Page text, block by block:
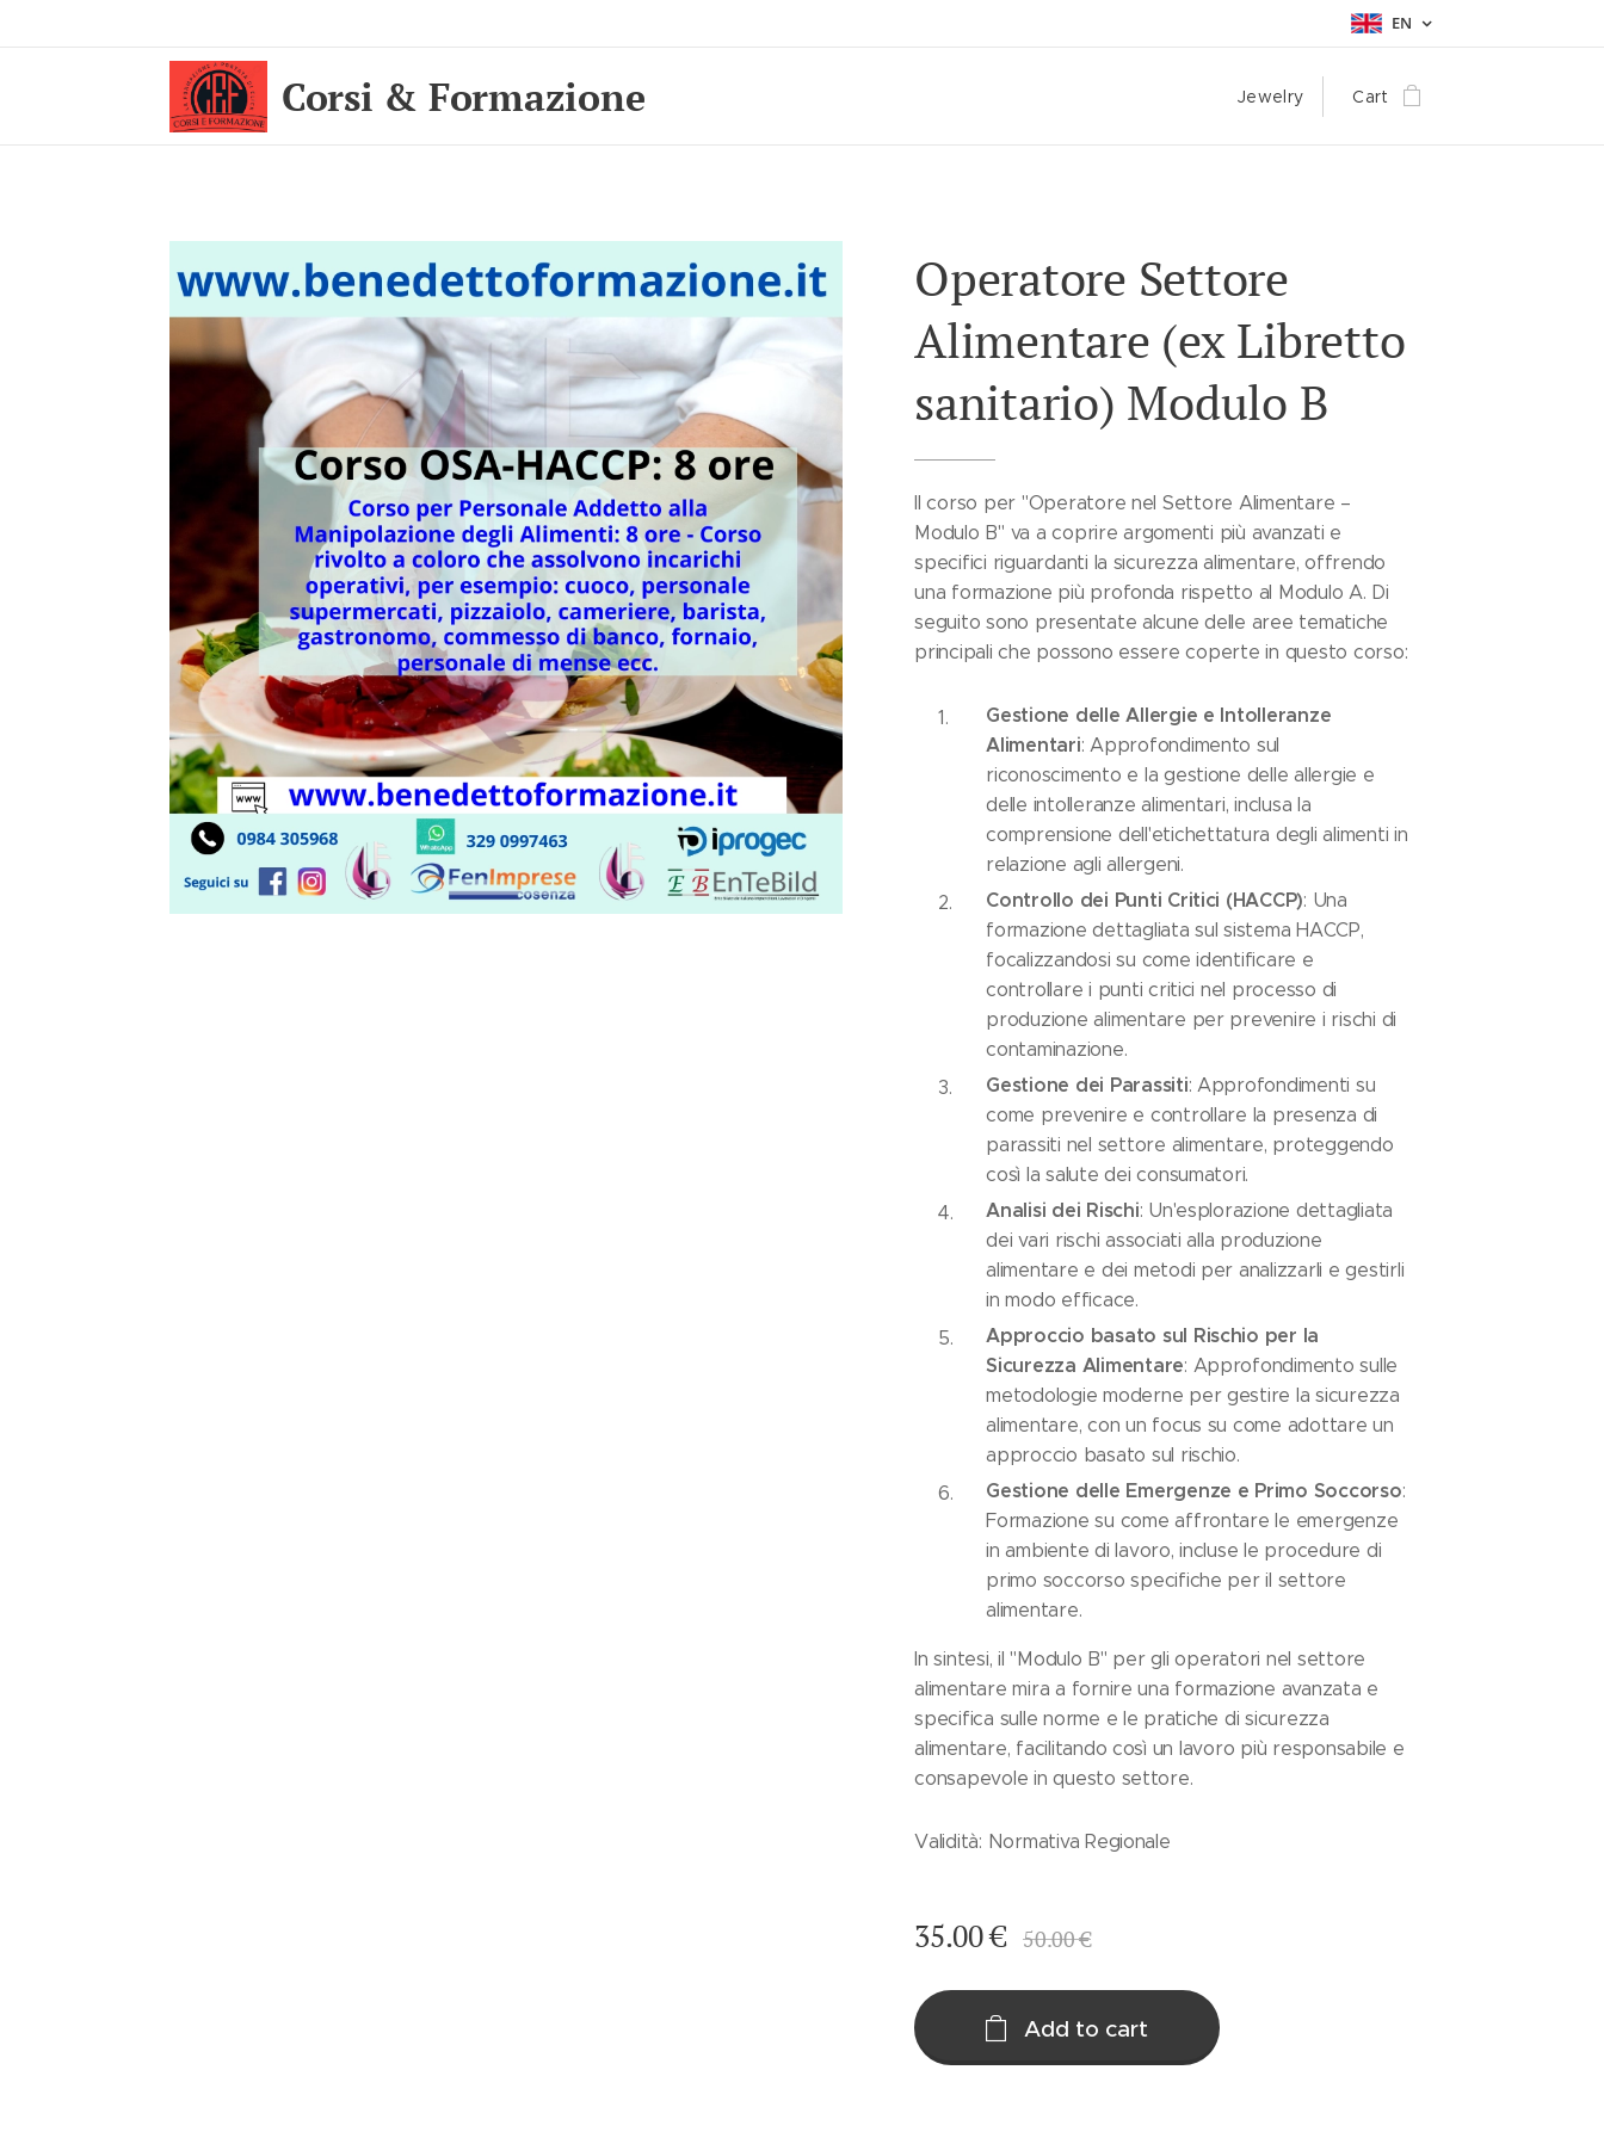
EN
Corsi & Formazione Jewelry Cart
Operatore Settore
Alimentare (ex Libretto
sanitario) Modulo B
Il corso per "Operatore nel Settore Alimentare –
Modulo B" va a coprire argomenti più avanzati e
specifici riguardanti la sicurezza alimentare, offrendo
una formazione più profonda rispetto al Modulo A. Di
seguito sono presentate alcune delle aree tematiche
principali che possono essere coperte in questo corso:
Gestione delle Allergie e Intolleranze
Alimentari: Approfondimento sul
riconoscimento e la gestione delle allergie e
delle intolleranze alimentari, inclusa la
comprensione dell'etichettatura degli alimenti in
relazione agli allergeni.
Controllo dei Punti Critici (HACCP): Una
formazione dettagliata sul sistema HACCP,
focalizzandosi su come identificare e
controllare i punti critici nel processo di
produzione alimentare per prevenire i rischi di
contaminazione.
Gestione dei Parassiti: Approfondimenti su
come prevenire e controllare la presenza di
parassiti nel settore alimentare, proteggendo
così la salute dei consumatori.
Analisi dei Rischi: Un'esplorazione dettagliata
dei vari rischi associati alla produzione
alimentare e dei metodi per analizzarli e gestirli
in modo efficace.
Approccio basato sul Rischio per la
Sicurezza Alimentare: Approfondimento sulle
metodologie moderne per gestire la sicurezza
alimentare, con un focus su come adottare un
approccio basato sul rischio.
Gestione delle Emergenze e Primo Soccorso:
Formazione su come affrontare le emergenze
in ambiente di lavoro, incluse le procedure di
primo soccorso specifiche per il settore
alimentare.
In sintesi, il "Modulo B" per gli operatori nel settore
alimentare mira a fornire una formazione avanzata e
specifica sulle norme e le pratiche di sicurezza
alimentare, facilitando così un lavoro più responsabile e
consapevole in questo settore.
Validità: Normativa Regionale
35.00€ 50.00€
Add to cart